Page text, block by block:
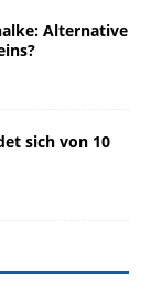
Alternative
sich von 10